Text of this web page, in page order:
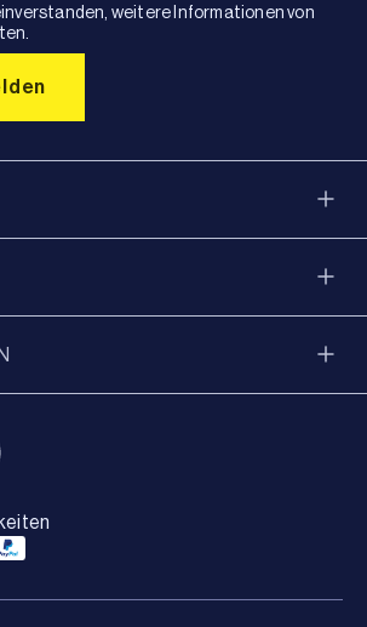
weitere Informationen von
Payment
Payment